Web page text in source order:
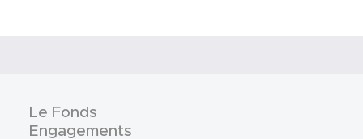
Le Fonds
Engagements